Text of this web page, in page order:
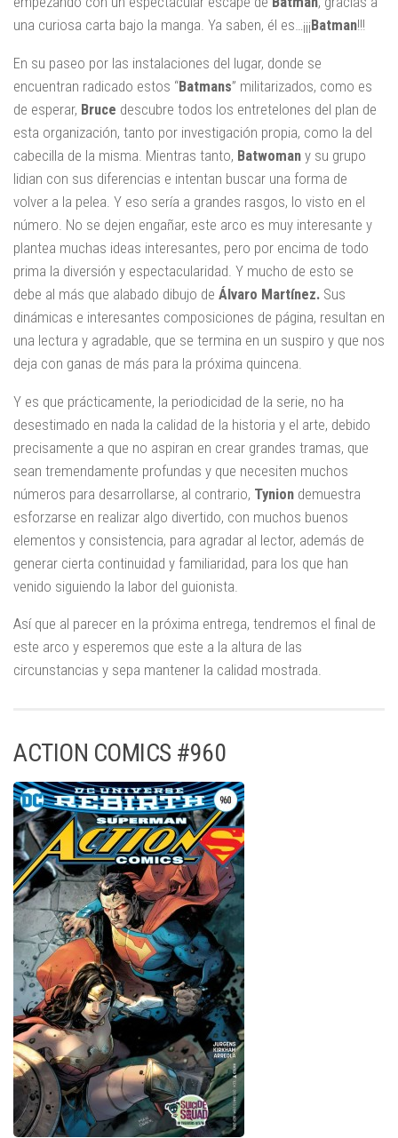
una curiosa carta bajo la manga. Ya saben, él es…¡¡¡Batman!!!
En su paseo por las instalaciones del lugar, donde se
encuentran radicado estos “Batmans” militarizados, como es
de esperar, Bruce descubre todos los entretelones del plan de
esta organización, tanto por investigación propia, como la del
cabecilla de la misma. Mientras tanto, Batwoman y su grupo
lidian con sus diferencias e intentan buscar una forma de
volver a la pelea. Y eso sería a grandes rasgos, lo visto en el
número. No se dejen engañar, este arco es muy interesante y
plantea muchas ideas interesantes, pero por encima de todo
prima la diversión y espectacularidad. Y mucho de esto se
debe al más que alabado dibujo de Álvaro Martínez. Sus
dinámicas e interesantes composiciones de página, resultan en
una lectura y agradable, que se termina en un suspiro y que nos
deja con ganas de más para la próxima quincena.
Y es que prácticamente, la periodicidad de la serie, no ha
desestimado en nada la calidad de la historia y el arte, debido
precisamente a que no aspiran en crear grandes tramas, que
sean tremendamente profundas y que necesiten muchos
números para desarrollarse, al contrario, Tynion demuestra
esforzarse en realizar algo divertido, con muchos buenos
elementos y consistencia, para agradar al lector, además de
generar cierta continuidad y familiaridad, para los que han
venido siguiendo la labor del guionista.
Así que al parecer en la próxima entrega, tendremos el final de
este arco y esperemos que este a la altura de las
circunstancias y sepa mantener la calidad mostrada.
ACTION COMICS #960